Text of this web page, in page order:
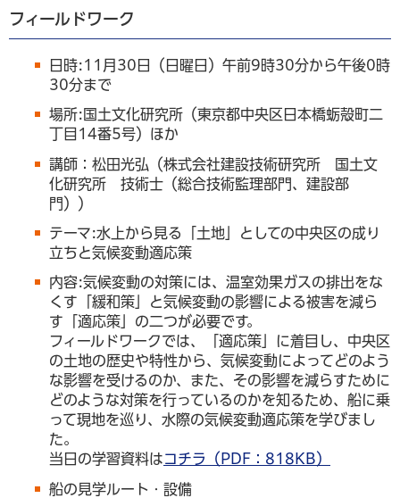
フィールドワーク
日時:11月30日（日曜日）午前9時30分から午後0時
30分まで
場所:国土文化研究所（東京都中央区日本橋蛎殻町二
丁目14番5号）ほか
講師：松田光弘（株式会社建設技術研究所 国土文
化研究所 技術士（総合技術監理部門、建設部
門））
テーマ:水上から見る「土地」としての中央区の成り
立ちと気候変動適応策
内容:気候変動の対策には、温室効果ガスの排出をな
くす「緩和策」と気候変動の影響による被害を減ら
す「適応策」の二つが必要です。
フィールドワークでは、「適応策」に着目し、中央区
の土地の歴史や特性から、気候変動によってどのよう
な影響を受けるのか、また、その影響を減らすために
どのような対策を行っているのかを知るため、船に乗
って現地を巡り、水際の気候変動適応策を学びまし
た。
当日の学習資料はコチラ（PDF：818KB）
船の見学ルート・設備